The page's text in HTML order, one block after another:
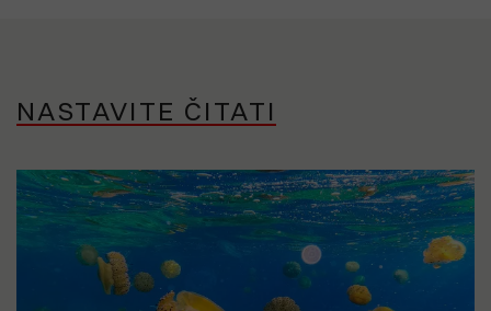
NASTAVITE ČITATI